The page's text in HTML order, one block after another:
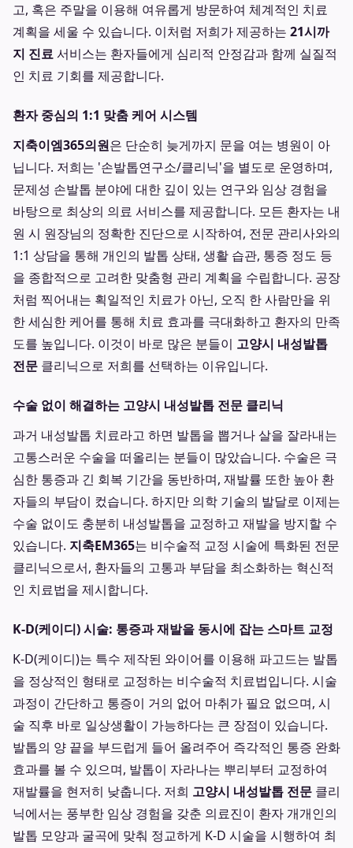
고, 혹은 주말을 이용해 여유롭게 방문하여 체계적인 치료
계획을 세울 수 있습니다. 이처럼 저희가 제공하는 21시까
지 진료서비스는 환자들에게 심리적 안정감과 함께 실질적
인 치료 기회를 제공합니다.
환자 중심의 1:1 맞춤 케어 시스템
지축이엠365의원은 단순히 늦게까지 문을 여는 병원이 아
닙니다. 저희는 '손발톱연구소/클리닉'을 별도로 운영하며,
문제성 손발톱 분야에 대한 깊이 있는 연구와 임상 경험을
바탕으로 최상의 의료 서비스를 제공합니다. 모든 환자는 내
원 시 원장님의 정확한 진단으로 시작하여, 전문 관리사와의
1:1 상담을 통해 개인의 발톱 상태, 생활 습관, 통증 정도 등
을 종합적으로 고려한 맞춤형 관리 계획을 수립합니다. 공장
처럼 찍어내는 획일적인 치료가 아닌, 오직 한 사람만을 위
한 세심한 케어를 통해 치료 효과를 극대화하고 환자의 만족
도를 높입니다. 이것이 바로 많은 분들이 고양시 내성발톱
전문 클리닉으로 저희를 선택하는 이유입니다.
수술 없이 해결하는 고양시 내성발톱 전문 클리닉
과거 내성발톱 치료라고 하면 발톱을 뽑거나 살을 잘라내는
고통스러운 수술을 떠올리는 분들이 많았습니다. 수술은 극
심한 통증과 긴 회복 기간을 동반하며, 재발률 또한 높아 환
자들의 부담이 컸습니다. 하지만 의학 기술의 발달로 이제는
수술 없이도 충분히 내성발톱을 교정하고 재발을 방지할 수
있습니다. 지축EM365는 비수술적 교정 시술에 특화된 전문
클리닉으로서, 환자들의 고통과 부담을 최소화하는 혁신적
인 치료법을 제시합니다.
K-D(케이디) 시술: 통증과 재발을 동시에 잡는 스마트 교정
K-D(케이디)는 특수 제작된 와이어를 이용해 파고드는 발톱
을 정상적인 형태로 교정하는 비수술적 치료법입니다. 시술
과정이 간단하고 통증이 거의 없어 마취가 필요 없으며, 시
술 직후 바로 일상생활이 가능하다는 큰 장점이 있습니다.
발톱의 양 끝을 부드럽게 들어 올려주어 즉각적인 통증 완화
효과를 볼 수 있으며, 발톱이 자라나는 뿌리부터 교정하여
재발률을 현저히 낮춥니다. 저희 고양시 내성발톱 전문 클리
닉에서는 풍부한 임상 경험을 갖춘 의료진이 환자 개개인의
발톱 모양과 굴곡에 맞춰 정교하게 K-D 시술을 시행하여 최